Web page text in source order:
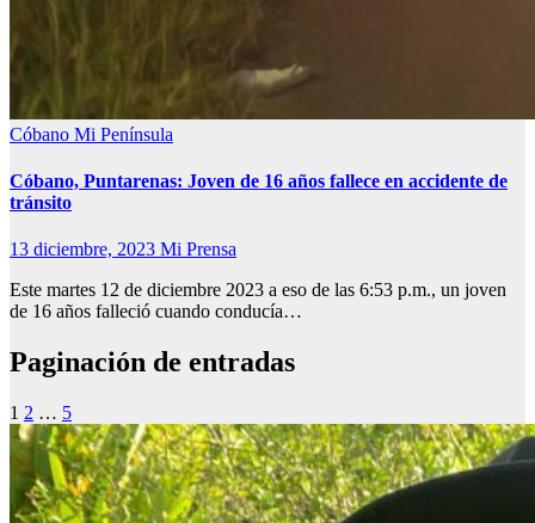
Cóbano Mi Península
Cóbano, Puntarenas: Joven de 16 años fallece en accidente de
tránsito
13 diciembre, 2023 Mi Prensa
Este martes 12 de diciembre 2023 a eso de las 6:53 p.m., un joven
de 16 años falleció cuando conducía…
Paginación de entradas
1 2 … 5